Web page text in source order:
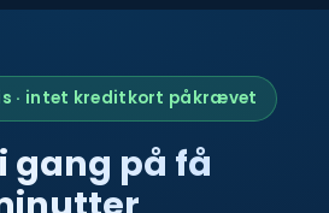
· intet kreditkort påkrævet
gang på få